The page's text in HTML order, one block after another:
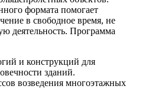
формата помогает
в свободное время, не
деятельность. Программа
и конструкций для
зданий.
возведения многоэтажных